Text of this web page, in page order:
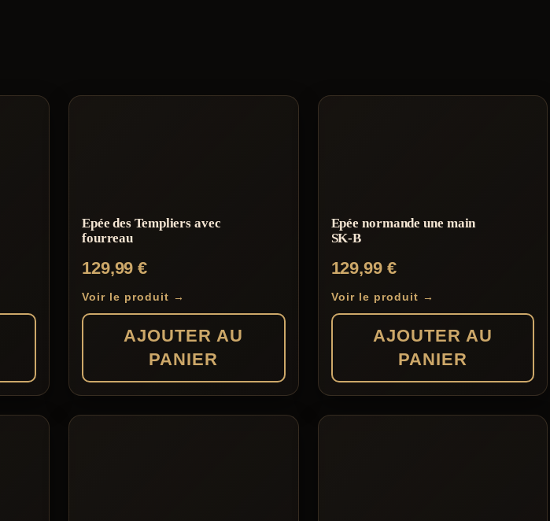
Epée des Templiers avec
fourreau
129,99€
Voir le produit →
AJOUTER AU
PANIER
Epée normande une main
SK-B
129,99 €
Voir le produit →
AJOUTER AU
PANIER